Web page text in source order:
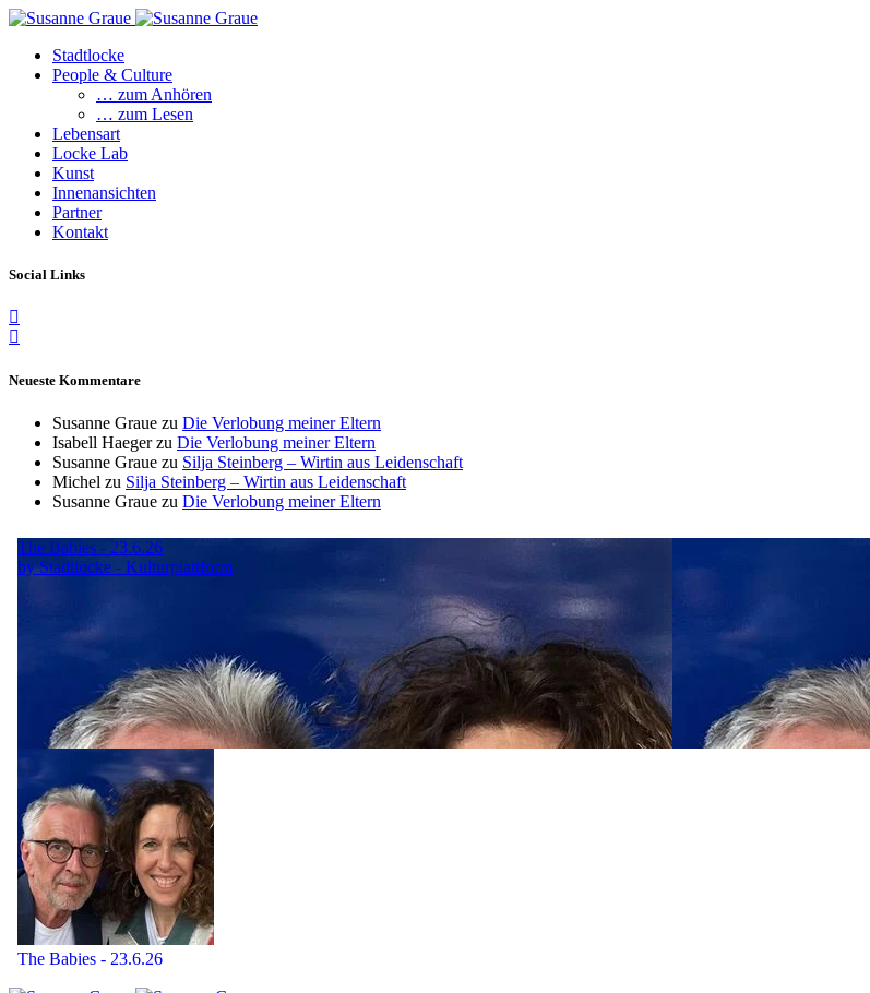
Stadtlocke
People & Culture
… zum Anhören
… zum Lesen
Lebensart
Locke Lab
Kunst
Innenansichten
Partner
Kontakt
Social Links
Neueste Kommentare
Susanne Graue zu Die Verlobung meiner Eltern
Isabell Haegerzu Die Verlobung meiner Eltern
Susanne Graue zu Silja Steinberg – Wirtin aus Leidenschaft
Michel zu Silja Steinberg – Wirtin aus Leidenschaft
Susanne Graue zu Die Verlobung meiner Eltern